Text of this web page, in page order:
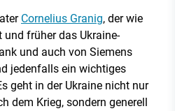
Cornelius Granig, der wie
früher das Ukraine-
und auch von Siemens
jedenfalls ein wichtiges
geht in der Ukraine nicht nur
dem Krieg, sondern generell